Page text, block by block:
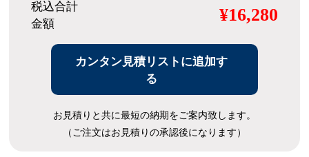
税込合計
金額
¥16,280
カンタン見積リストに追加す
る
お見積りと共に最短の納期をご案内致します。
（ご注文はお見積りの承認後になります）